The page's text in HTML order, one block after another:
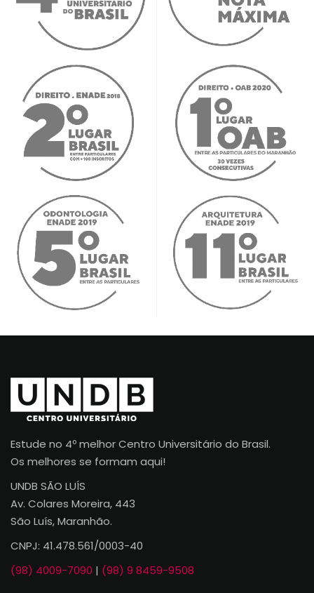
Estude no 4º melhor Centro Universitário do Brasil.
Os melhores se formam aqui!
UNDB SÃO LUÍS
Av. Colares Moreira, 443
São Luís, Maranhão.
CNPJ: 41.478.561/0003-40
(98) 4009-7090 | (98) 9 8459-9508